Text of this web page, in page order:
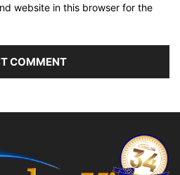
website in this browser for the